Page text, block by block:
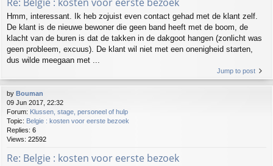
Hmm, interessant. Ik heb zojuist even contact gehad met de klant zelf.
De klant is de nieuwe bewoner die geen band heeft met de boom, de
klacht van de buren is dat de takken in de dakgoot hangen (zonlicht was
geen probleem, excuus). De klant wil niet met een onenigheid starten,
dus wilde meegaan met ...
Jump to post
by Bouman
09 Jun 2017, 22:32
Forum: Klussen, stage, personeel of hulp
Topic: Belgie : kosten voor eerste bezoek
Replies: 6
Views: 22592
Re: Belgie : kosten voor eerste bezoek